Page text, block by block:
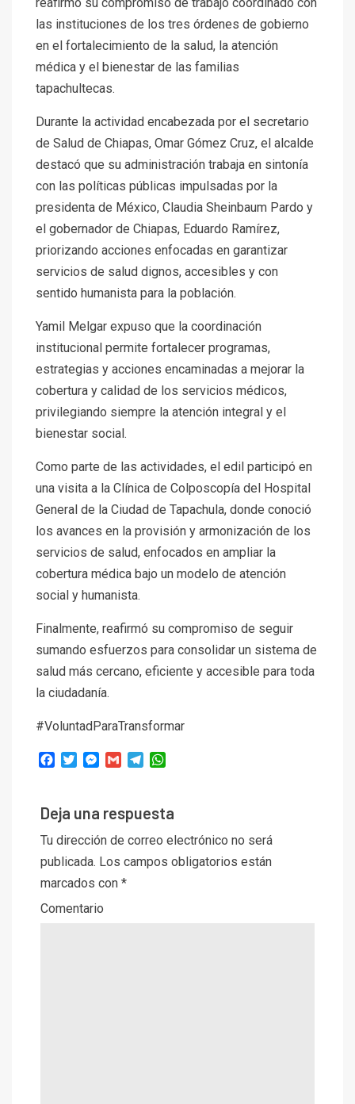
las instituciones de los tres órdenes de gobierno
en el fortalecimiento de la salud, la atención
médica y el bienestar de las familias
tapachultecas.
Durante la actividad encabezada por el secretario
de Salud de Chiapas, Omar Gómez Cruz, el alcalde
destacó que su administración trabaja en sintonía
con las políticas públicas impulsadas por la
presidenta de México, Claudia Sheinbaum Pardo y
el gobernador de Chiapas, Eduardo Ramírez,
priorizando acciones enfocadas en garantizar
servicios de salud dignos, accesibles y con
sentido humanista para la población.
Yamil Melgar expuso que la coordinación
institucional permite fortalecer programas,
estrategias y acciones encaminadas a mejorar la
cobertura y calidad de los servicios médicos,
privilegiando siempre la atención integral y el
bienestar social.
Como parte de las actividades, el edil participó en
una visita a la Clínica de Colposcopía del Hospital
General de la Ciudad de Tapachula, donde conoció
los avances en la provisión y armonización de los
servicios de salud, enfocados en ampliar la
cobertura médica bajo un modelo de atención
social y humanista.
Finalmente, reafirmó su compromiso de seguir
sumando esfuerzos para consolidar un sistema de
salud más cercano, eficiente y accesible para toda
la ciudadanía.
#VoluntadParaTransformar
Facebook
TwitterMessenger
Gmail Telegram
Deja una respuesta
Tu dirección de correo electrónico no será
publicada. Los campos obligatorios están
marcados con *
Comentario